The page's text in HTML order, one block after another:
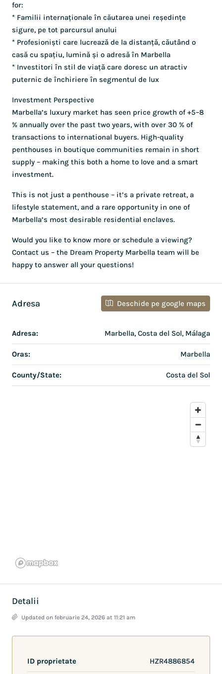
for:
* Familii internaționale în căutarea unei reședințe
sigure, pe tot parcursul anului
* Profesioniști care lucrează de la distanță, căutând o
casă cu spațiu, lumină și o adresă în Marbella
* Investitori în stil de viață care doresc un atractiv
puternic de închiriere în segmentul de lux
Investment Perspective
Marbella’s luxury market has seen price growth of +5–8
% annually over the past two years, with over 30 % of
transactions to international buyers. High-quality
penthouses in boutique communities remain in short
supply – making this both a home to love and a smart
investment.
This is not just a penthouse – it’s a private retreat, a
lifestyle statement, and a rare opportunity in one of
Marbella’s most desirable residential enclaves.
Would you like to know more or schedule a viewing?
Contact us – the Dream Property Marbella team will be
happy to answer all your questions!
Adresa Deschide pe google maps
Adresa: Marbella, Costa del Sol, Málaga
Oras: Marbella
County/State: Costa del Sol
Detalii
Updated on februarie 24, 2026 at 11:21 am
ID proprietate HZR4886854